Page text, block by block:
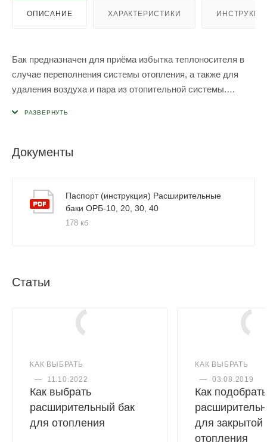
ОПИСАНИЕ ХАРАКТЕРИСТИКИ
Бак предназначен для приёма избытка теплоносителя в
случае переполнения системы отопления, а также для
удаления воздуха и пара из отопительной системы.
быть не менее 5% объема системы отопления. Бак
мусора.
Документы
Паспорт (инструкция) Расширительные
баки ОРБ-10, 20, 30, 40
178 кб
Статьи
КАК ВЫБРАТЬ
—
11.10.2022
Как выбрать
расширительный бак
для отопления
КАК ВЫБРАТЬ
—
03.08.2019
Как подобрать
для закрытой
отопления